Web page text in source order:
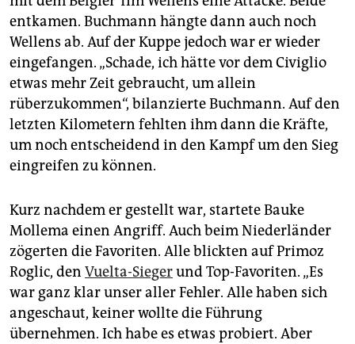
entkamen. Buchmann hängte dann auch noch
Wellens ab. Auf der Kuppe jedoch war er wieder
eingefangen. „Schade, ich hätte vor dem Civiglio
etwas mehr Zeit gebraucht, um allein
rüberzukommen“, bilanzierte Buchmann. Auf den
letzten Kilometern fehlten ihm dann die Kräfte,
um noch entscheidend in den Kampf um den Sieg
eingreifen zu können.
Kurz nachdem er gestellt war, startete Bauke
Mollema einen Angriff. Auch beim Niederländer
zögerten die Favoriten. Alle blickten auf Primoz
Roglic, den Vuelta-Siegerund Top-Favoriten. „Es
war ganz klar unser aller Fehler. Alle haben sich
angeschaut, keiner wollte die Führung
übernehmen. Ich habe es etwas probiert. Aber